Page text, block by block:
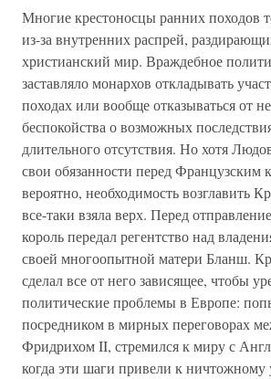
Многие крестоносцы ранних походов
из-за внутренних распрей,
христианский мир. Враждебное
заставляло монархов откладывать
походах или вообще отказываться от
беспокойства о возможных
длительного отсутствия. Но хотя
свои обязанности перед Французским
вероятно, необходимость возглавить
все-таки взяла верх. Перед
король передал регентство над
своей многоопытной матери Бланш.
сделал все от него зависящее, чтобы
политические проблемы в Европе:
посредником в мирных переговорах
Фридрихом II, стремился к миру с
когда эти шаги привели к ничтожному